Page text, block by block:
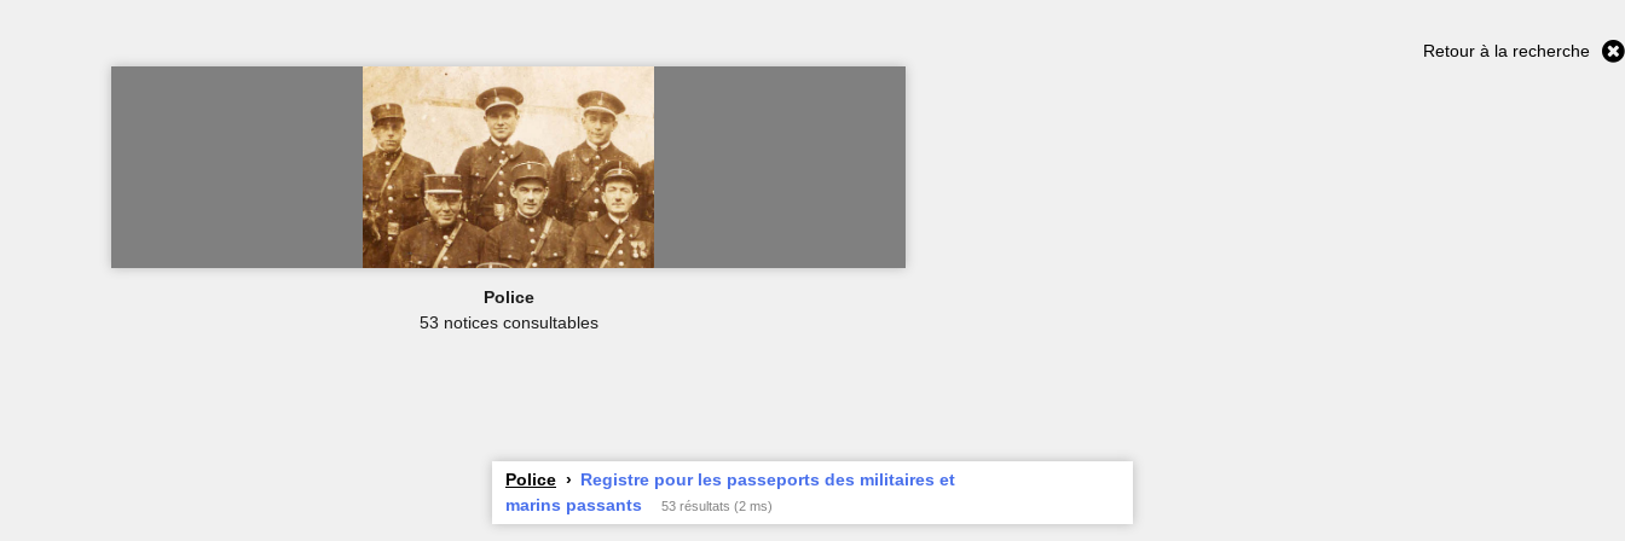
Retour à la recherche
Police
53 notices consultables
Police
Registre pour les passeports des militaires et
marins passants
53 résultats (2 ms)